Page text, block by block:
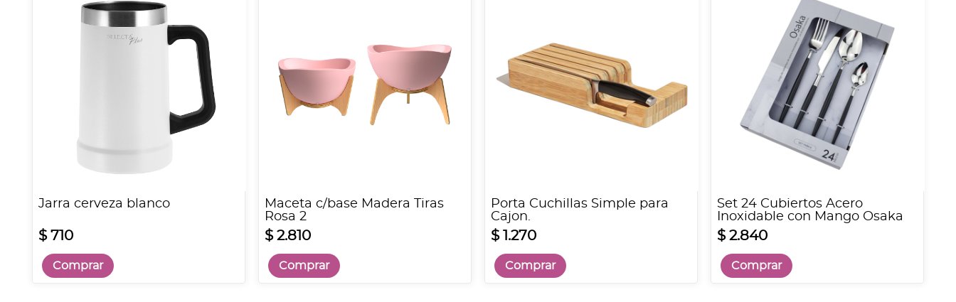
Jarra cerveza blanco
$ 710
Comprar
Maceta c/base Madera Tiras
Rosa 2
$ 2.810
Comprar
Porta Cuchillas Simple para
Cajon.
$ 1.270
Comprar
Set 24 Cubiertos Acero
Inoxidable con Mango Osaka
$ 2.840
Comprar